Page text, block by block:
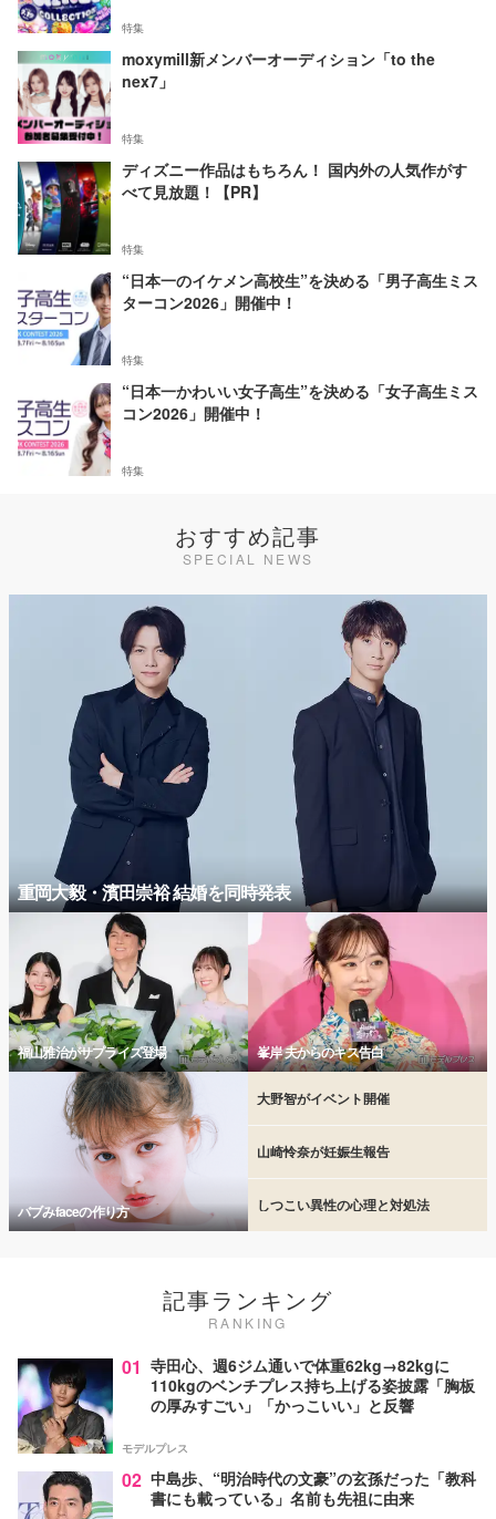
特集
moxymill新メンバーオーディション「to the
nex7」
特集
ディズニー作品はもちろん！ 国内外の人気作がす
べて見放題！【PR】
特集
“日本一のイケメン高校生”を決める「男子高生ミス
ターコン2026」開催中！
特集
“日本一かわいい女子高生”を決める「女子高生ミス
コン2026」開催中！
特集
おすすめ記事
SPECIAL NEWS
重岡大毅・濱田崇裕 結婚を同時発表
福山雅治がサプライズ登場 峯岸 夫からのキス告白
バブみfaceの作り方
大野智がイベント開催
山崎怜奈が妊娠生報告
しつこい異性の心理と対処法
記事ランキング
RANKING
01 寺田心、週6ジム通いで体重62kg→82kgに
110kgのベンチプレス持ち上げる姿披露「胸板
の厚みすごい」「かっこいい」と反響
モデルプレス
02 中島歩、“明治時代の文豪”の玄孫だった「教科
書にも載っている」名前も先祖に由来